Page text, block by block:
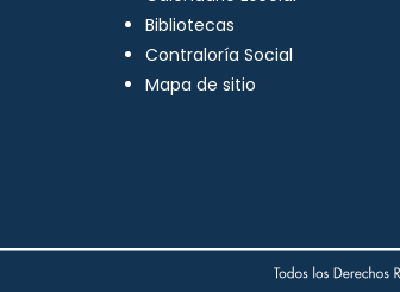
Bibliotecas
Contraloría Social
Mapa de sitio